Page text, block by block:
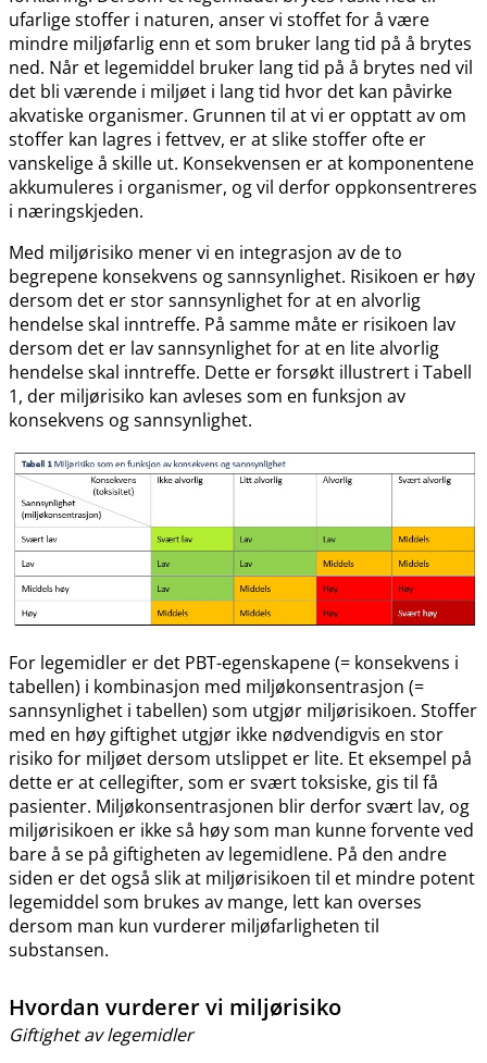
ufarlige stoffer i naturen, anser vi stoffet for å være
mindre miljøfarlig enn et som bruker lang tid på å brytes
ned. Når et legemiddel bruker lang tid på å brytes ned vil
det bli værende i miljøet i lang tid hvor det kan påvirke
akvatiske organismer. Grunnen til at vi er opptatt av om
stoffer kan lagres i fettvev, er at slike stoffer ofte er
vanskelige å skille ut. Konsekvensen er at komponentene
akkumuleres i organismer, og vil derfor oppkonsentreres
i næringskjeden.
Med miljørisiko mener vi en integrasjon av de to
begrepene konsekvens og sannsynlighet. Risikoen er høy
dersom det er stor sannsynlighet for at en alvorlig
hendelse skal inntreffe. På samme måte er risikoen lav
dersom det er lav sannsynlighet for at en lite alvorlig
hendelse skal inntreffe. Dette er forsøkt illustrert i Tabell
1, der miljørisiko kan avleses som en funksjon av
konsekvens og sannsynlighet.
For legemidler er det PBT-egenskapene (= konsekvens i
tabellen) i kombinasjon med miljøkonsentrasjon (=
sannsynlighet i tabellen) som utgjør miljørisikoen. Stoffer
med en høy giftighet utgjør ikke nødvendigvis en stor
risiko for miljøet dersom utslippet er lite. Et eksempel på
dette er at cellegifter, som er svært toksiske, gis til få
pasienter. Miljøkonsentrasjonen blir derfor svært lav, og
miljørisikoen er ikke så høy som man kunne forvente ved
bare å se på giftigheten av legemidlene. På den andre
siden er det også slik at miljørisikoen til et mindre potent
legemiddel som brukes av mange, lett kan overses
dersom man kun vurderer miljøfarligheten til
substansen.
Hvordan vurderer vi miljørisiko
Giftighet av legemidler